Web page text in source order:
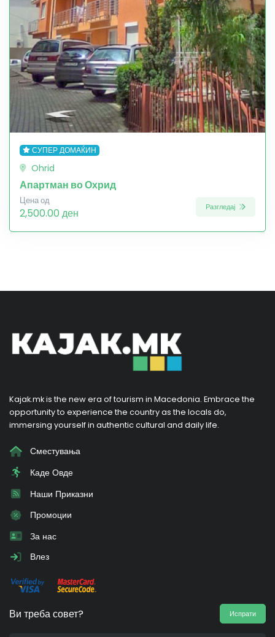
СУПЕР ДОМАЌИН
Ohrid
Апартман во Охрид
Цена од
2,500.00 ден Разгледај
Kajak.mk is the new era of tourism in Macedonia. Embrace the
opportunity to experience the country as the locals do,
immersing yourself in authentic cultural and daily life.
Сместувања
Каде Овде
Наши Приказни
Промоции
За нас
Влез
Ви треба совет? Испрати